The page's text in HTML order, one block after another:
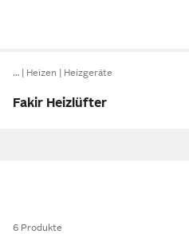
… Heizen Heizgeräte
Fakir Heizlüfter
6 Produkte